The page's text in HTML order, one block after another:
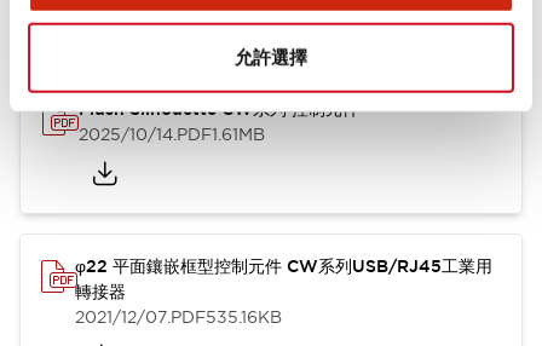
允許選擇
型錄和宣傳手冊 CAD檔 認證與標準
Flush Silhouette CW系列 控制元件
2025/10/14.PDF1.61MB
φ22 平面鑲嵌框型控制元件 CW系列USB/RJ45工業用
轉接器
2021/12/07.PDF535.16KB